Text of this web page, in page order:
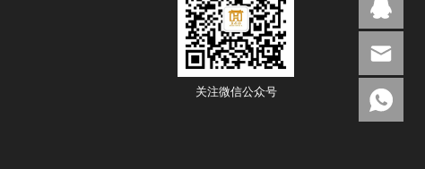
关注微信公众号